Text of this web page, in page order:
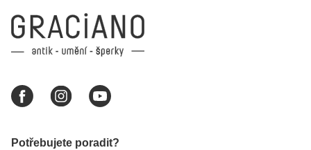
Potřebujete poradit?